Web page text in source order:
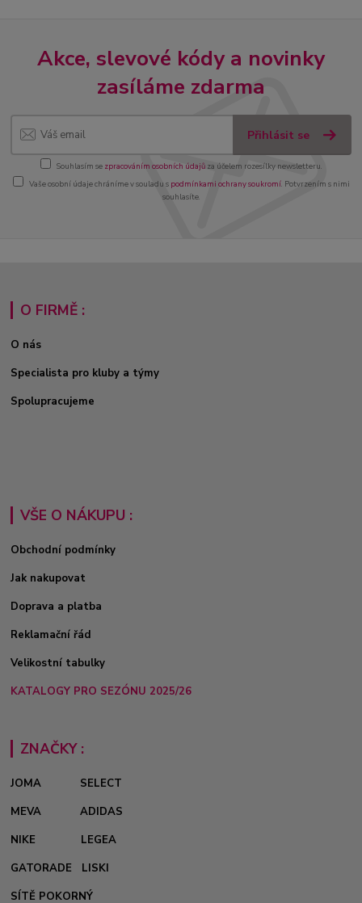
Akce, slevové kódy a novinky
zasíláme zdarma
Přihlásit se
Souhlasím se zpracováním osobních údajůza účelem rozesílky newsletteru.
Vaše osobní údaje chráníme v souladu s podmínkami ochrany soukromí. Potvrzením s nimi
souhlasíte.
O FIRMĚ :
O nás
Specialista pro kluby a týmy
Spolupracujeme
VŠE O NÁKUPU :
Obchodní podmínky
Jak nakupovat
Doprava a platba
Reklamační řád
Velikostní tabulky
KATALOGY PRO SEZÓNU 2025/26
ZNAČKY :
JOMA
SELECT
MEVA
ADIDAS
NIKE
LEGEA
GATORADE
LISKI
SÍTĚ POKORNÝ